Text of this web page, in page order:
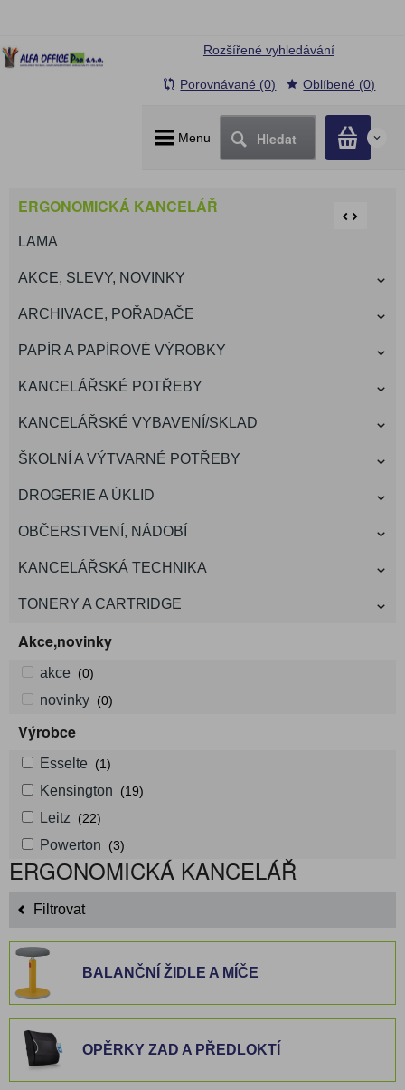
Menu Hledat 0
Rozšířené vyhledávání
Porovnávané (0) Oblíbené (0)
ERGONOMICKÁ KANCELÁŘ
LAMA
AKCE, SLEVY, NOVINKY
ARCHIVACE, POŘADAČE
PAPÍR A PAPÍROVÉ VÝROBKY
KANCELÁŘSKÉ POTŘEBY
KANCELÁŘSKÉ VYBAVENÍ/SKLAD
ŠKOLNÍ A VÝTVARNÉ POTŘEBY
DROGERIE A ÚKLID
OBČERSTVENÍ, NÁDOBÍ
KANCELÁŘSKÁ TECHNIKA
TONERY A CARTRIDGE
Akce,novinky
akce (0)
novinky (0)
Výrobce
Esselte (1)
Kensington (19)
Leitz (22)
Powerton (3)
ERGONOMICKÁ KANCELÁŘ
Filtrovat
BALANČNÍ ŽIDLE A MÍČE
OPĚRKY ZAD A PŘEDLOKTÍ